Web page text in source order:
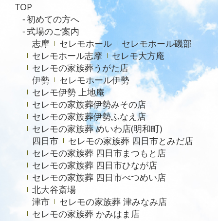
2024年5月
2023年7月
2021年4月
2020年6月
TOP
初めての方へ
式場のご案内
志摩
セレモホール
セレモホール磯部
セレモホール志摩
セレモ大方庵
セレモの家族葬うがた店
伊勢
セレモホール伊勢
セレモ伊勢 上地庵
セレモの家族葬伊勢みその店
セレモの家族葬伊勢ふなえ店
セレモの家族葬 めいわ店(明和町)
四日市
セレモの家族葬 四日市とみだ店
セレモの家族葬 四日市まつもと店
セレモの家族葬 四日市ひなが店
セレモの家族葬 四日市べつめい店
北大谷斎場
津市
セレモの家族葬 津みなみ店
セレモの家族葬 かみはま店